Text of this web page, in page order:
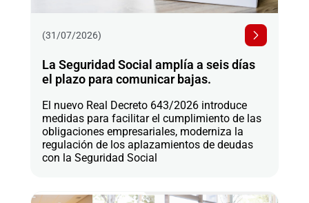
(31/07/2026)
La Seguridad Social amplía a seis días
el plazo para comunicar bajas.
El nuevo Real Decreto 643/2026 introduce
medidas para facilitar el cumplimiento de las
obligaciones empresariales, moderniza la
regulación de los aplazamientos de deudas
con la Seguridad Social